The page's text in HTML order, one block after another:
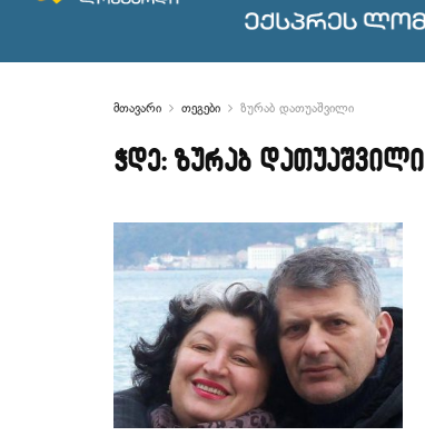
მთავარი თეგები ზურაბ დათუაშვილი
ჭდე:ზურაბ დათუაშვილი